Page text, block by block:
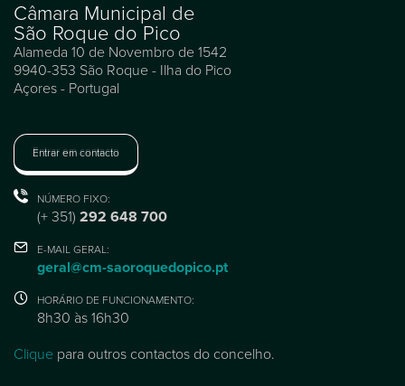
Câmara Municipal de
São Roque do Pico
Alameda 10 de Novembro de 1542
9940-353 São Roque - Ilha do Pico
Açores - Portugal
Entrar em contacto
NÚMERO FIXO:
(+ 351) 292 648 700
E-MAIL GERAL:
geral@cm-saoroquedopico.pt
HORÁRIO DE FUNCIONAMENTO:
8h30 às 16h30
Clique para outros contactos do concelho.